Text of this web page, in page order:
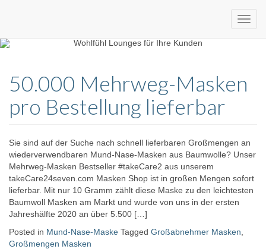
expo24seven
eventware
50.000 Mehrweg-Masken
pro Bestellung lieferbar
Sie sind auf der Suche nach schnell lieferbaren Großmengen an
wiederverwendbaren Mund-Nase-Masken aus Baumwolle? Unser
Mehrweg-Masken Bestseller #takeCare2 aus unserem
takeCare24seven.com Masken Shop ist in großen Mengen sofort
lieferbar. Mit nur 10 Gramm zählt diese Maske zu den leichtesten
Baumwoll Masken am Markt und wurde von uns in der ersten
Jahreshälfte 2020 an über 5.500 […]
Posted in Mund-Nase-Maske Tagged Großabnehmer Masken
Großmengen Masken